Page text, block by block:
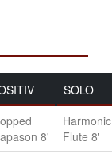
SOLO
8'
Harmonic
Flute 8'